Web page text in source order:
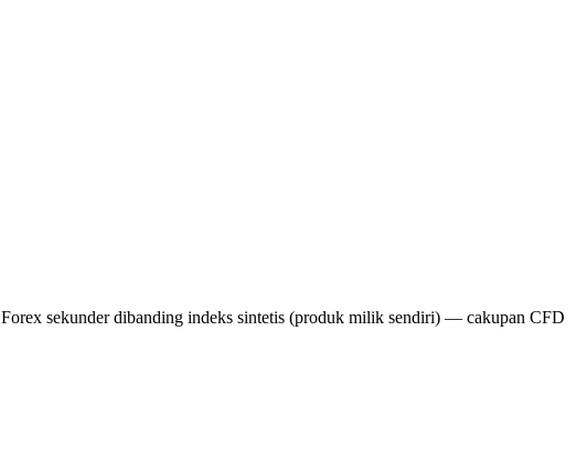
Forex sekunder dibanding indeks sintetis (produk milik sendiri) — cakupan CFD